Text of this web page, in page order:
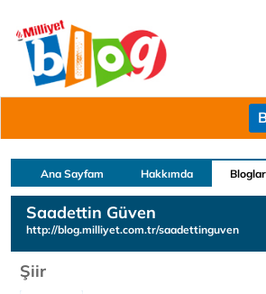
Ana Sayfam Hakkımda
Saadettin Güven
http://blog.milliyet.com.tr/saadettinguven
Şiir